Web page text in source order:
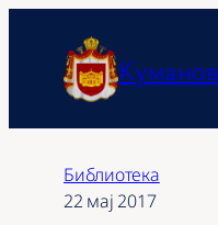
содржината
Библиотека
22 мај 2017